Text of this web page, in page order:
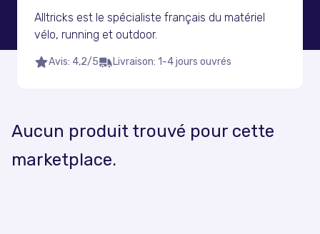
Alltricks est le spécialiste français du matériel
vélo, running et outdoor.
Avis: 4,2/5 Livraison: 1-4 jours ouvrés
Aucun produit trouvé pour cette
marketplace.